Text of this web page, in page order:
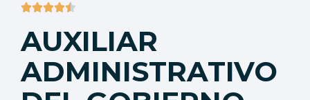

AUXILIAR
ADMINISTRATIVO